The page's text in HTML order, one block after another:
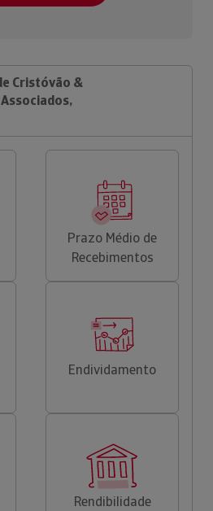
Cristóvão &
Prazo Médio de
Recebimentos
Endividamento
Rendibilidade